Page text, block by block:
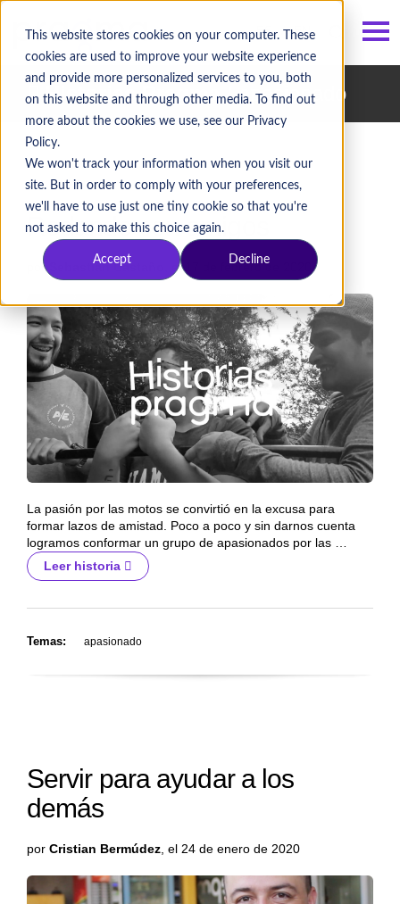
This website stores cookies on your computer. These
cookies are used to improve your website experience
and provide more personalized services to you, both
on this website and through other media. To find out
more about the cookies we use, see our Privacy
Policy.
We won't track your information when you visit our
site. But in order to comply with your preferences,
we'll have to use just one tiny cookie so that you're
not asked to make this choice again.
Accept Decline
ES / EN
Historias Pragma/ apasionado
Rodando con amigos
por Sebastián Castaño , el 17 de febrero de 2020
La pasión por las motos se convirtió en la excusa para
formar lazos de amistad. Poco a poco y sin darnos cuenta
logramos conformar un grupo de apasionados por las …
Leer historia
Temas: apasionado
Servir para ayudar a los
demás
por Cristian Bermúdez, el 24 de enero de 2020